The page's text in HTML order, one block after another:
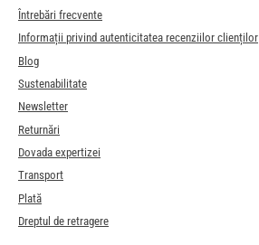
Întrebări frecvente
Informații privind autenticitatea recenziilor clienților
Blog
Sustenabilitate
Newsletter
Returnări
Dovada expertizei
Transport
Plată
Dreptul de retragere